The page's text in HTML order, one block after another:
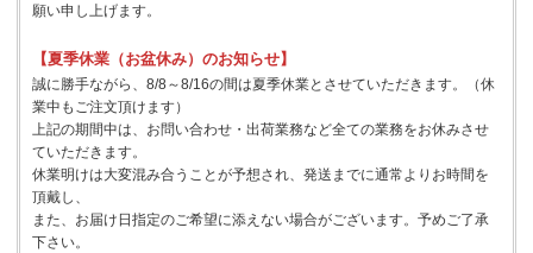
願い申し上げます。
【夏季休業（お盆休み）のお知らせ】
誠に勝手ながら、8/8～8/16の間は夏季休業とさせていただきます。（休
業中もご注文頂けます）
上記の期間中は、お問い合わせ・出荷業務など全ての業務をお休みさせ
ていただきます。
休業明けは大変混み合うことが予想され、発送までに通常よりお時間を
頂戴し、
また、お届け日指定のご希望に添えない場合がございます。予めご了承
下さい。